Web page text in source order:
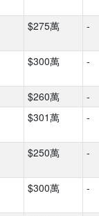
$275萬 -
$300萬 -
$260萬 -
$301萬 -
$250萬 -
$300萬 -